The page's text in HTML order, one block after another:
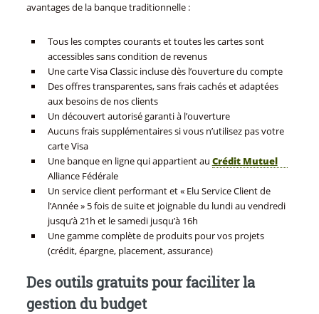
avantages de la banque traditionnelle :
Tous les comptes courants et toutes les cartes sont
accessibles sans condition de revenus
Une carte Visa Classic incluse dès l’ouverture du compte
Des offres transparentes, sans frais cachés et adaptées
aux besoins de nos clients
Un découvert autorisé garanti à l’ouverture
Aucuns frais supplémentaires si vous n’utilisez pas votre
carte Visa
Une banque en ligne qui appartient au Crédit Mutuel
Alliance Fédérale
Un service client performant et « Elu Service Client de
l’Année » 5 fois de suite et joignable du lundi au vendredi
jusqu’à 21h et le samedi jusqu’à 16h
Une gamme complète de produits pour vos projets
(crédit, épargne, placement, assurance)
Des outils gratuits pour faciliter la
gestion du budget